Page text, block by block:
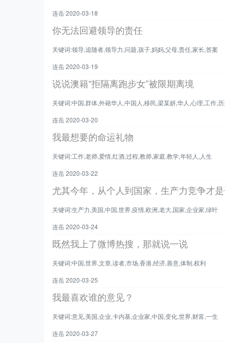
连岳 2020-03-18
你无法回避领导的责任
关键词:领导,追随者,领导力,问题,孩子,妈妈,父母,责任,家长,答案
连岳 2020-03-19
说说澳籍“拒隔离跑步女”被限期离境
关键词:中国,群体,外籍华人,中国人,移民,梁某妍,华人,心理,工作,
连岳 2020-03-20
我最想要的命运礼物
关键词:工作,老师,爱情,红酒,过程,教师,家庭,教学,年轻人,人生
连岳 2020-03-22
尤其今年，从个人到国家，生产力竞争才
关键词:生产力,美国,中国,世界,疫情,欧洲,老大,国家,企业家,绿叶
连岳 2020-03-24
既然我上了微博热搜，那就说一说
关键词:中国,世界,文章,读者,市场,香港,经济,善意,体制,权利
连岳 2020-03-25
我最喜欢谁的意见？
关键词:意见,美国,企业,卡内基,企业家,中国,变化,世界,财富,一生
连岳 2020-03-27